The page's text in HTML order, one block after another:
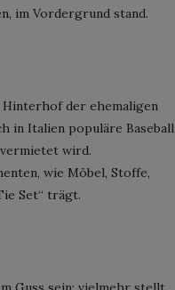
im Vordergrund stand.
der ehemaligen
in Italien populäre Baseball
wird.
wie Möbel, Stoffe,
Set“ trägt.